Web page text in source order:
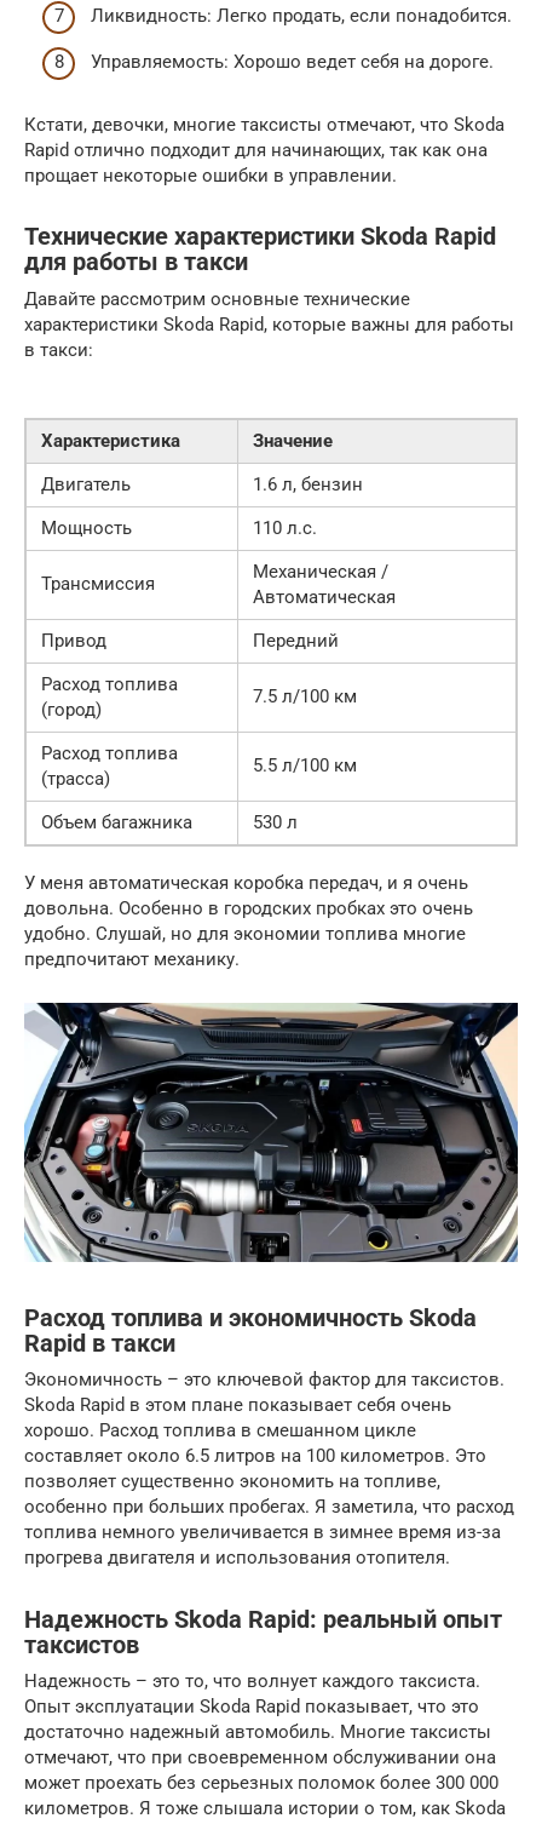
Ликвидность: Легко продать, если понадобится.
Управляемость: Хорошо ведет себя на дороге.
Кстати, девочки, многие таксисты отмечают, что Skoda
Rapid отлично подходит для начинающих, так как она
прощает некоторые ошибки в управлении.
Технические характеристики Skoda Rapid
для работы в такси
Давайте рассмотрим основные технические
характеристики Skoda Rapid, которые важны для работы
в такси:
Характеристика
Значение
Двигатель
1.6 л, бензин
Мощность
110 л.с.
Трансмиссия
Механическая /
Автоматическая
Привод
Передний
Расход топлива
(город)
7.5 л/100 км
Расход топлива
(трасса)
5.5 л/100 км
Объем багажника 530 л
У меня автоматическая коробка передач, и я очень
довольна. Особенно в городских пробках это очень
удобно. Слушай, но для экономии топлива многие
предпочитают механику.
Расход топлива и экономичность Skoda
Rapid в такси
Экономичность – это ключевой фактор для таксистов.
Skoda Rapid в этом плане показывает себя очень
хорошо. Расход топлива в смешанном цикле
составляет около 6.5 литров на 100 километров. Это
позволяет существенно экономить на топливе,
особенно при больших пробегах. Я заметила, что расход
топлива немного увеличивается в зимнее время из-за
прогрева двигателя и использования отопителя.
Надежность Skoda Rapid: реальный опыт
таксистов
Надежность – это то, что волнует каждого таксиста.
Опыт эксплуатации Skoda Rapid показывает, что это
достаточно надежный автомобиль. Многие таксисты
отмечают, что при своевременном обслуживании она
может проехать без серьезных поломок более 300 000
километров. Я тоже слышала истории о том, как Skoda